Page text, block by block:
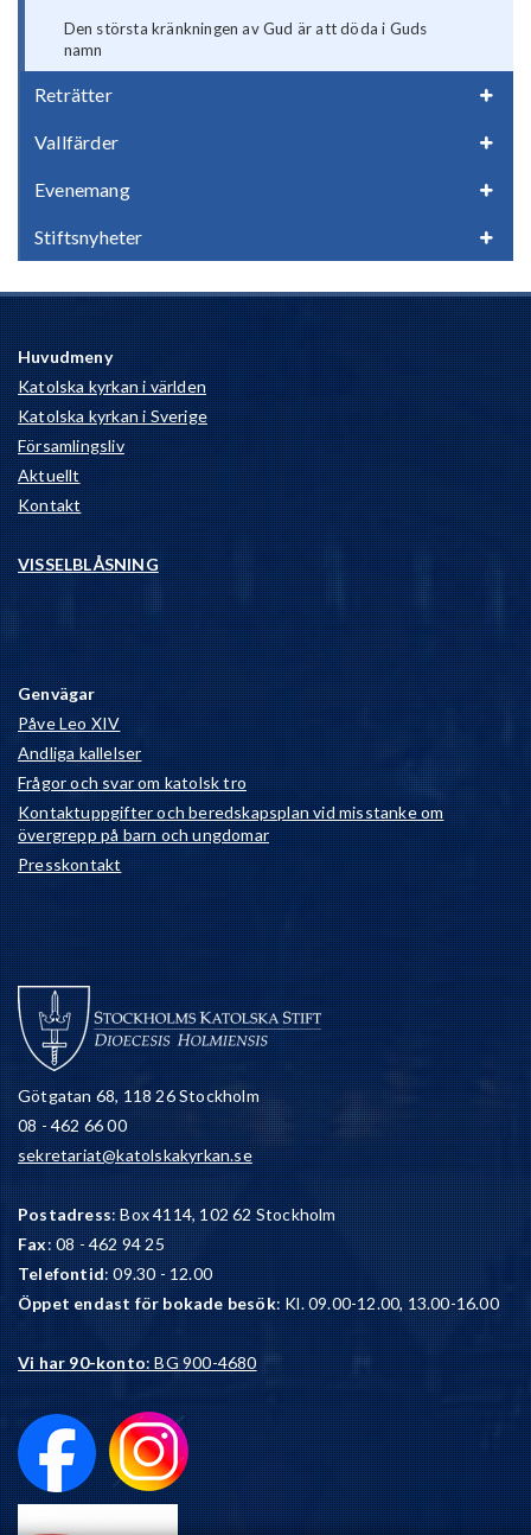
Den största kränkningen av Gud är att döda i Guds
namn
Reträtter
Vallfärder
Evenemang
Stiftsnyheter
Huvudmeny
Katolska kyrkan i världen
Katolska kyrkan i Sverige
Församlingsliv
Aktuellt
Kontakt
VISSELBLÅSNING
Genvägar
Påve Leo XIV
Andliga kallelser
Frågor och svar om katolsk tro
Kontaktuppgifter och beredskapsplan vid misstanke om
övergrepp på barn och ungdomar
Presskontakt
Götgatan 68, 118 26 Stockholm
08 - 462 66 00
sekretariat@katolskakyrkan.se
Postadress: Box 4114, 102 62 Stockholm
Fax: 08 - 462 94 25
Telefontid: 09.30 - 12.00
Öppet endast för bokade besök: Kl. 09.00-12.00, 13.00-16.00
Vi har 90-konto: BG 900-4680